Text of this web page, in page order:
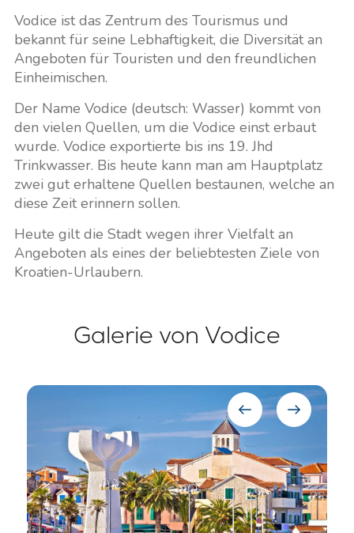
Vodice ist das Zentrum des Tourismus und
bekannt für seine Lebhaftigkeit, die Diversität an
Angeboten für Touristen und den freundlichen
Einheimischen.
Der Name Vodice (deutsch: Wasser) kommt von
den vielen Quellen, um die Vodice einst erbaut
wurde. Vodice exportierte bis ins 19. Jhd
Trinkwasser. Bis heute kann man am Hauptplatz
zwei gut erhaltene Quellen bestaunen, welche an
diese Zeit erinnern sollen.
Heute gilt die Stadt wegen ihrer Vielfalt an
Angeboten als eines der beliebtesten Ziele von
Kroatien-Urlaubern.
Galerie von Vodice